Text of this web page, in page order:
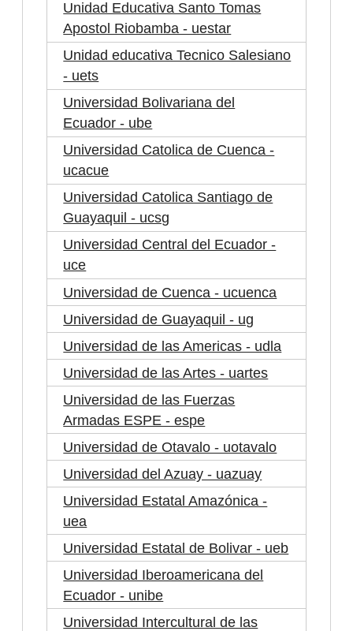
Unidad Educativa Santo Tomas
Apostol Riobamba - uestar
Unidad educativa Tecnico Salesiano
- uets
Universidad Bolivariana del
Ecuador - ube
Universidad Catolica de Cuenca -
ucacue
Universidad Catolica Santiago de
Guayaquil - ucsg
Universidad Central del Ecuador -
uce
Universidad de Cuenca - ucuenca
Universidad de Guayaquil - ug
Universidad de las Americas - udla
Universidad de las Artes - uartes
Universidad de las Fuerzas
Armadas ESPE - espe
Universidad de Otavalo - uotavalo
Universidad del Azuay - uazuay
Universidad Estatal Amazónica -
uea
Universidad Estatal de Bolivar - ueb
Universidad Iberoamericana del
Ecuador - unibe
Universidad Intercultural de las